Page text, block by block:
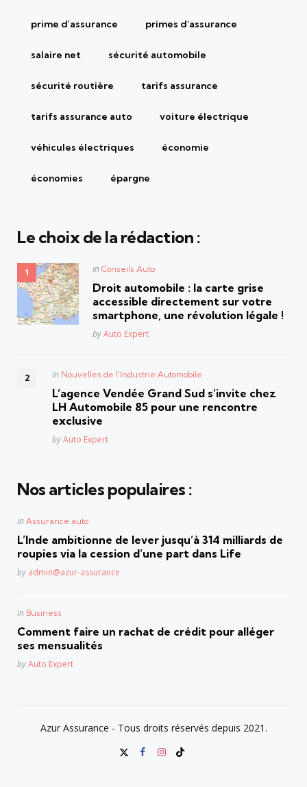
prime d'assurance primes d'assurance
salaire net sécurité automobile
sécurité routière tarifs assurance
tarifs assurance auto voiture électrique
véhicules électriques économie
économies épargne
Le choix de la rédaction :
Posted
in Conseils Auto
Droit automobile : la carte grise
accessible directement sur votre
smartphone, une révolution légale !
Posted
byAuto Expert
Posted
in Nouvelles de l'Industrie Automobile
L’agence Vendée Grand Sud s’invite chez
LH Automobile 85 pour une rencontre
exclusive
Posted
byAuto Expert
Nos articles populaires :
Posted
in Assurance auto
L’Inde ambitionne de lever jusqu’à 314 milliards de
roupies via la cession d’une part dans Life
Posted
by admin@azur-assurance
Posted
in Business
Comment faire un rachat de crédit pour alléger
ses mensualités
Posted
byAuto Expert
Azur Assurance - Tous droits réservés depuis 2021.